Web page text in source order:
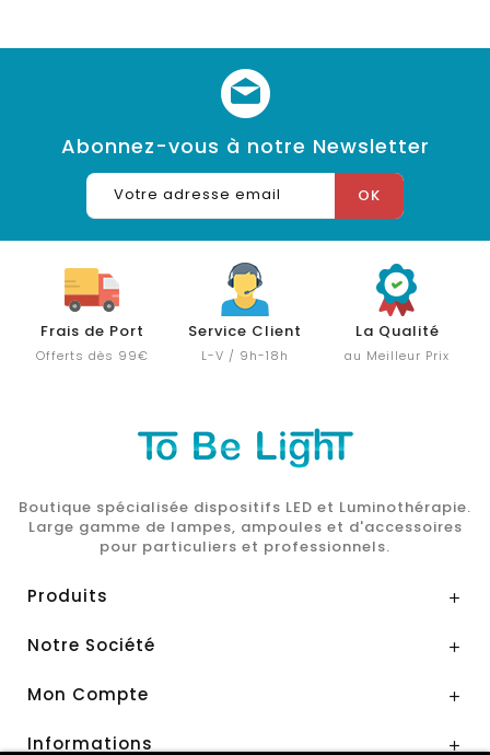
Abonnez-vous à notre Newsletter
Frais de Port
Offerts dès 99€
Service Client
L-V / 9h-18h
La Qualité
au Meilleur Prix
Boutique spécialisée dispositifs LED et Luminothérapie.
Large gamme de lampes, ampoules et d'accessoires
pour particuliers et professionnels.
Produits 
Notre Société 
Mon Compte 
Informations 